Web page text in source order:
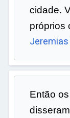
cidade.
próprios
Jeremias
Então